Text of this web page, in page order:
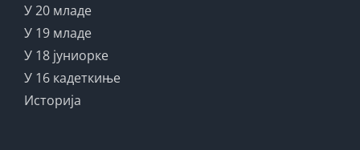
У 20 младе
У 19 младе
У 18 јуниорке
У 16 кадеткиње
Историја